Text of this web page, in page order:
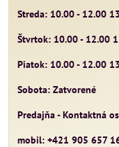
Streda: 10.00 - 12.00
Štvrtok: 10.00 - 12.00
Piatok: 10.00 - 12.00
Sobota: Zatvorené
Predajňa - Kontaktná
mobil: +421 905 657